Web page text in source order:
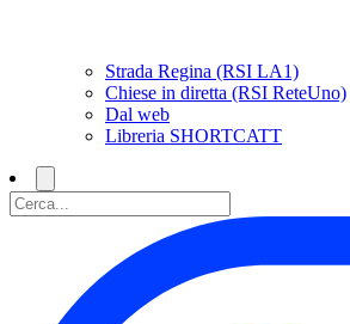
Strada Regina (RSI LA1)
Chiese in diretta (RSI ReteUno)
Dal web
Libreria SHORTCATT